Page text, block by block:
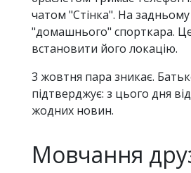
чатом "Стінка". На
"домашнього" спорткара.
встановити його локацію.
3 жовтня пара зникає.
підтверджує: з цього дня
жодних новин.
Мовчання